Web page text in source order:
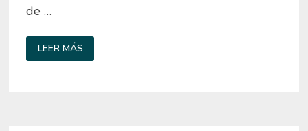
de …
QUÉ
VER
EN
LEER MÁS